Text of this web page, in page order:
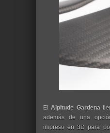
ElAlpitude Gardena
además de una
impreso en 3D para